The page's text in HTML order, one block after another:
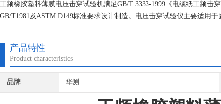
工频橡胶塑料薄膜电压击穿试验机满足GB/T 3333-1999《电缆纸工频击
GB/T1981及ASTM D149标准要求设计制造。电压击穿试验仪主要适用
产品特性
Product characteristics
品牌 华测